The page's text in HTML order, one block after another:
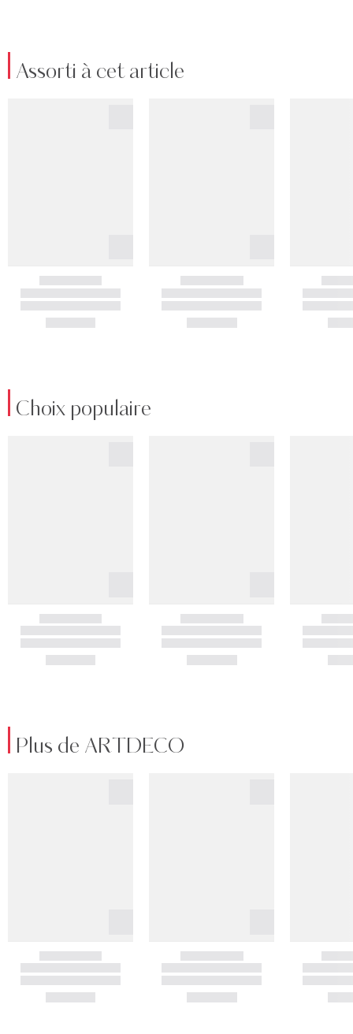
Assorti à cet article
Choix populaire
Plus de ARTDECO